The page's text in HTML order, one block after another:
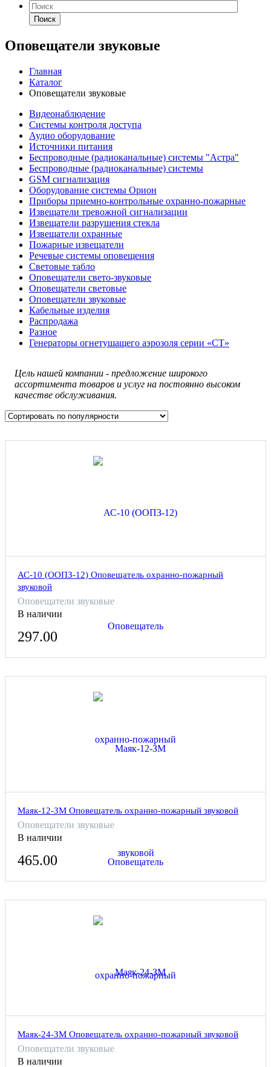
Поиск
Оповещатели звуковые
Главная
Каталог
Оповещатели звуковые
Видеонаблюдение
Системы контроля доступа
Аудио оборудование
Источники питания
Беспроводные (радиоканальные) системы "Астра"
Беспроводные (радиоканальные) системы
GSM сигнализация
Оборудование системы Орион
Приборы приемно-контрольные охранно-пожарные
Извещатели тревожной сигнализации
Извещатели разрушения стекла
Извещатели охранные
Пожарные извещатели
Речевые системы оповещения
Световые табло
Оповещатели свето-звуковые
Оповещатели световые
Оповещатели звуковые
Кабельные изделия
Распродажа
Разное
Генераторы огнетушащего аэрозоля серии «СТ»
Цель нашей компании - предложение широкого
ассортимента товаров и услуг на постоянно высоком
качестве обслуживания.
АС-10 (ООПЗ-12) Оповещатель охранно-пожарный
звуковой
Оповещатели звуковые
В наличии
297.00
Маяк-12-ЗМ Оповещатель охранно-пожарный звуковой
Оповещатели звуковые
В наличии
465.00
Маяк-24-ЗМ Оповещатель охранно-пожарный звуковой
Оповещатели звуковые
В наличии